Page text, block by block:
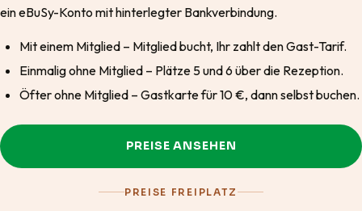
ein eBuSy-Konto mit hinterlegter Bankverbindung.
Mit einem Mitglied – Mitglied bucht, Ihr zahlt den Gast-Tarif.
Einmalig ohne Mitglied – Plätze 5 und 6 über die Rezeption.
Öfter ohne Mitglied – Gastkarte für 10 €, dann selbst buchen.
PREISE ANSEHEN
PREISE FREIPLATZ